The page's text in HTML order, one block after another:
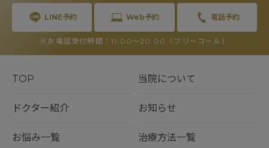
LINE予約 Web予約 電話予約
※お電話受付時間：11:00〜20:00（フリーコール）
TOP 当院について
ドクター紹介 お知らせ
お悩み一覧 治療方法一覧